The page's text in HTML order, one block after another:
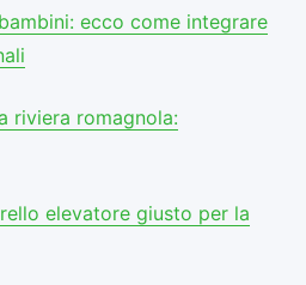
ecco come integrare
riviera romagnola:
elevatore giusto per la